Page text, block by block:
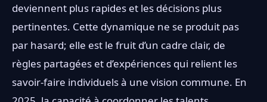
deviennent plus rapides et les décisions plus
pertinentes. Cette dynamique ne se produit pas
par hasard; elle est le fruit d’un cadre clair, de
règles partagées et d’expériences qui relient les
savoir-faire individuels à une vision commune. En